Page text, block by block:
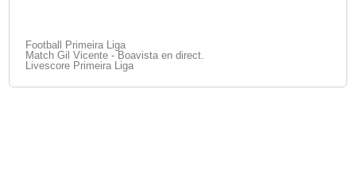
Football Primeira Liga
Match Gil Vicente - Boavista en direct.
Livescore Primeira Liga